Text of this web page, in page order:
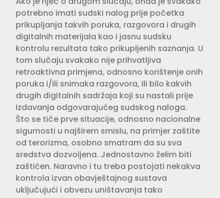
potrebno imati sudski nalog prije početka
prikupljanja takvih poruka, razgovora i drugih
digitalnih materijala kao i jasnu sudsku
kontrolu rezultata tako prikupljenih saznanja. U
tom slučaju svakako nije prihvatljiva
retroaktivna primjena, odnosno korištenje onih
poruka i/ili snimaka razgovora, ili bilo kakvih
drugih digitalnih sadržaja koji su nastali prije
izdavanja odgovarajućeg sudskog naloga.
Što se tiče prve situacije, odnosno nacionalne
sigurnosti u najširem smislu, na primjer zaštite
od terorizma, osobno smatram da su sva
sredstva dozvoljena. Jednostavno želim biti
zaštićen. Naravno i tu treba postojati nekakva
kontrola izvan obavještajnog sustava
uključujući i obvezu uništavanja tako